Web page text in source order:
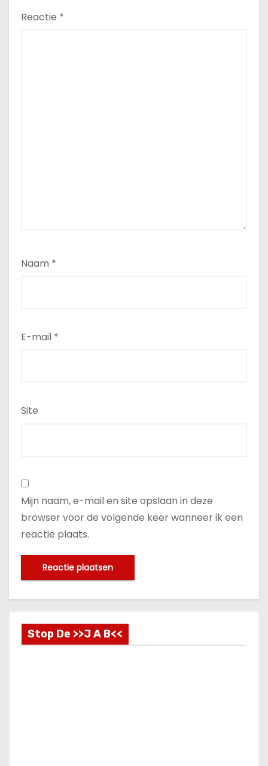
Reactie *
Naam *
E-mail *
Site
Mijn naam, e-mail en site opslaan in deze
browser voor de volgende keer wanneer ik een
reactie plaats.
Stop De >>J A B<<